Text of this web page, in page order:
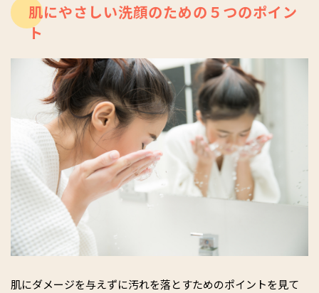
肌にやさしい洗顔のための５つのポイン
ト
肌にダメージを与えずに汚れを落とすためのポイントを見て